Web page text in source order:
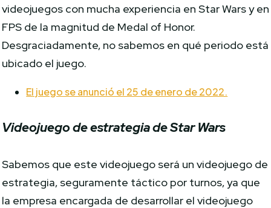
videojuegos con mucha experiencia en Star Wars y en
FPS de la magnitud de Medal of Honor.
Desgraciadamente, no sabemos en qué periodo está
ubicado el juego.
El juego se anunció el 25 de enero de 2022.
Videojuego de estrategia de Star Wars
Sabemos que este videojuego será un videojuego de
estrategia, seguramente táctico por turnos, ya que
la empresa encargada de desarrollar el videojuego